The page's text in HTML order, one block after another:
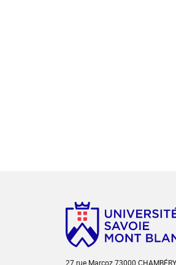
27 rue Marcoz 73000 CHAMBÉRY